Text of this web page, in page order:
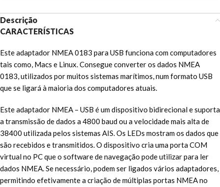
Descrição
CARACTERÍSTICAS
Este adaptador NMEA 0183 para USB funciona com computadores
tais como, Macs e Linux. Consegue converter os dados NMEA
0183, utilizados por muitos sistemas marítimos, num formato USB
que se ligará à maioria dos computadores atuais.
Este adaptador NMEA – USB é um dispositivo bidirecional e suporta
a transmissão de dados a 4800 baud ou a velocidade mais alta de
38400 utilizada pelos sistemas AIS. Os LEDs mostram os dados que
são recebidos e transmitidos. O dispositivo cria uma porta COM
virtual no PC que o software de navegação pode utilizar para ler
dados NMEA. Se necessário, podem ser ligados vários adaptadores,
permitindo efetivamente a criação de múltiplas portas NMEA no